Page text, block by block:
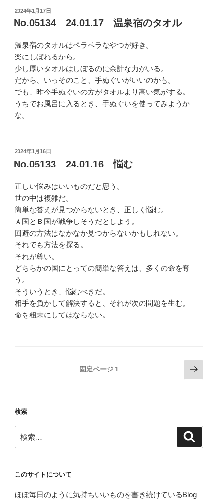
投
稿
日:
2024年1月17日
No.05134 24.01.17 温泉宿のタオル
温泉宿のタオルはペラペラなやつが好き。
楽にしぼれるから。
少し厚いタオルはしぼるのに余計な力がいる。
だから、いっそのこと、手ぬぐいがいいのかも。
でも、昨今手ぬぐいの方がタオルより高い気がする。
うちでお風呂に入るとき、手ぬぐいを使ってみようか
な。
投
稿
日:
2024年1月16日
No.05133 24.01.16 悩む
正しい悩みはいいものだと思う。
世の中は複雑だ。
簡単な答えが見つからないとき、正しく悩む。
Ａ国とＢ国が戦争しそうだとしよう。
回避の方法はなかなか見つからないかもしれない。
それでも方法を探る。
それが尊い。
どちらかの国にとっての簡単な答えは、多くの命を奪
う。
そういうとき、悩むべきだ。
相手を負かして解決すると、それが次の問題を生む。
命を粗末にしてはならない。
ペ
ジ
送
固定ページ 1
次
の
検索
索:
このサイトについて
ほぼ毎日のように気持ちいいものを書き続けているBlog